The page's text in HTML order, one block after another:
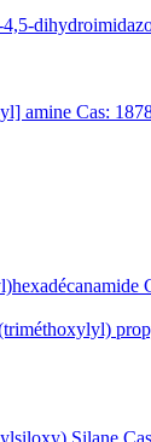
amine Cas:
Silane